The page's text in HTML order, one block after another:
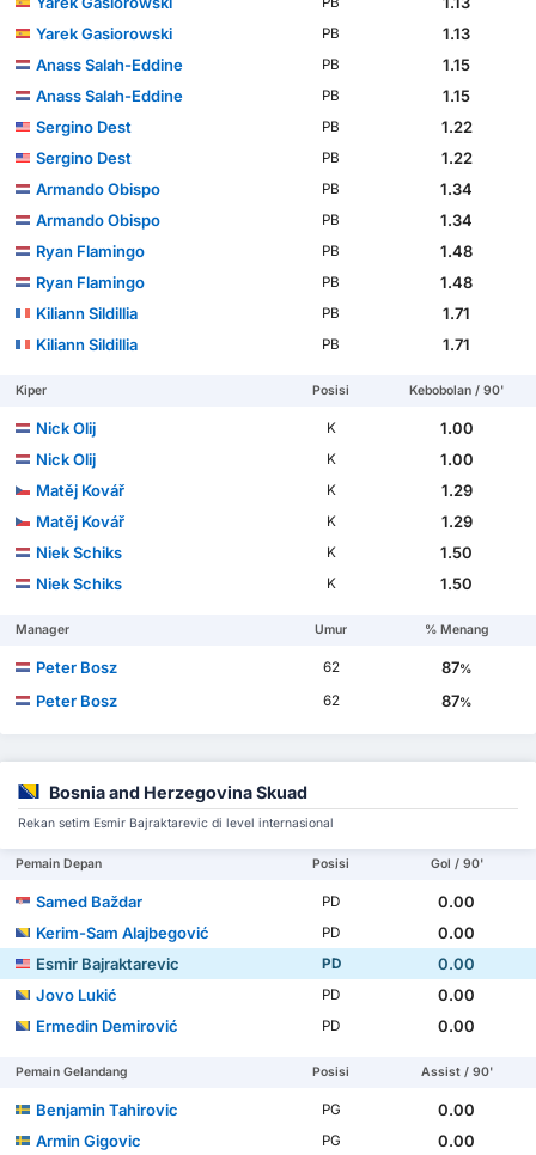
Yarek Gasiorowski
PB
1.13
Anass Salah-Eddine
PB
1.15
Anass Salah-Eddine
PB
1.15
Sergino Dest
PB
1.22
Sergino Dest
PB
1.22
Armando Obispo
PB
1.34
Armando Obispo
PB
1.34
Ryan Flamingo
PB
1.48
Ryan Flamingo
PB
1.48
Kiliann Sildillia
PB
1.71
Kiliann Sildillia
PB 1.71
Kiper Posisi Kebobolan / 90'
Nick Olij K
1.00
Nick Olij
K
1.00
Matěj Kovář
K
1.29
Matěj Kovář
K
1.29
Niek Schiks
K
1.50
Niek Schiks
K 1.50
Manager Umur % Menang
Peter Bosz 62 87%
Peter Bosz 62 87%
Bosnia and Herzegovina Skuad
Rekan setim Esmir Bajraktarevic di level internasional
Pemain Depan Posisi Gol / 90'
Samed Baždar PD
0.00
Kerim-Sam Alajbegović
PD
0.00
Esmir Bajraktarevic
PD
0.00
Jovo Lukić
PD
0.00
Ermedin Demirović
PD 0.00
Pemain Gelandang Posisi Assist / 90'
Benjamin Tahirovic PG
0.00
Armin Gigovic
PG
0.00